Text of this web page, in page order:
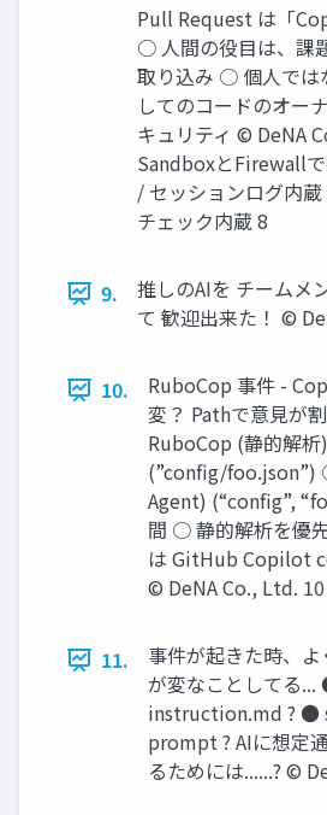
Pull Request は「
○ 人間の役目は、課
取り込み ○ 個人では
してのコードのオー
キュリティ © DeNA
SandboxとFirewall
/ セッションログ内
チェック内蔵 8
9.
推しのAIを チームメ
て 歓迎出来た！ ©
10.
RuboCop 事件 -
変？ Pathで意見が
RuboCop (静的解析)
(”config/
Agent) (“config”,
間 ○ 静的解析を優
は GitHub Copilot
© DeNA Co., Ltd. 10
11.
事件が起きた時、
が変なことしてる
instruction.md ? ●
prompt ? AIに想定
るためには......? ©